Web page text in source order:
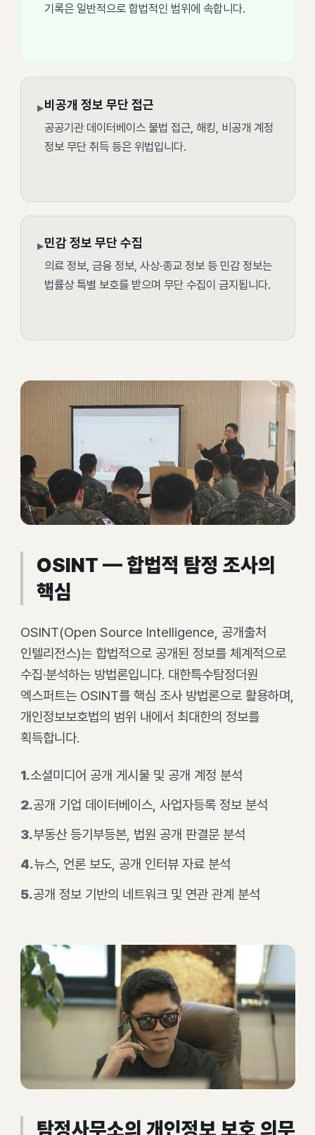
기록은 일반적으로 합법적인 범위에 속합니다.
▸비공개 정보 무단 접근
공공기관 데이터베이스 불법 접근, 해킹, 비공개 계정
정보 무단 취득 등은 위법입니다.
▸민감 정보 무단 수집
의료 정보, 금융 정보, 사상·종교 정보 등 민감 정보는
법률상 특별 보호를 받으며 무단 수집이 금지됩니다.
OSINT — 합법적 탐정 조사의
핵심
OSINT(Open Source Intelligence, 공개출처
인텔리전스)는 합법적으로 공개된 정보를 체계적으로
수집·분석하는 방법론입니다. 대한특수탐정더원
엑스퍼트는 OSINT를 핵심 조사 방법론으로 활용하며,
개인정보보호법의 범위 내에서 최대한의 정보를
획득합니다.
1.소셜미디어 공개 게시물 및 공개 계정 분석
2.공개 기업 데이터베이스, 사업자등록 정보 분석
3.부동산 등기부등본, 법원 공개 판결문 분석
4.뉴스, 언론 보도, 공개 인터뷰 자료 분석
5.공개 정보 기반의 네트워크 및 연관 관계 분석
탐정사무소의 개인정보 보호 의무